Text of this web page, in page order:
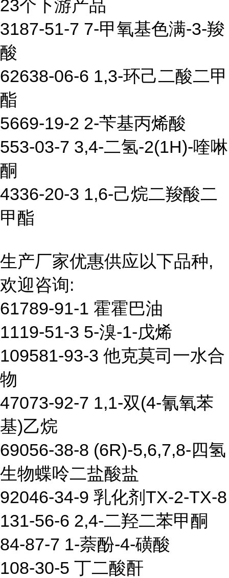
23个下游产品
3187-51-7 7-甲氧基色满-3-羧
酸
62638-06-6 1,3-环己二酸二甲
酯
5669-19-2 2-苄基丙烯酸
553-03-7 3,4-二氢-2(1H)-喹啉
酮
4336-20-3 1,6-己烷二羧酸二
甲酯
生产厂家优惠供应以下品种,
欢迎咨询:
61789-91-1 霍霍巴油
1119-51-3 5-溴-1-戊烯
109581-93-3 他克莫司一水合
物
47073-92-7 1,1-双(4-氰氧苯
基)乙烷
69056-38-8 (6R)-5,6,7,8-四氢
生物蝶呤二盐酸盐
92046-34-9 乳化剂TX-2-TX-8
131-56-6 2,4-二羟二苯甲酮
84-87-7 1-萘酚-4-磺酸
108-30-5 丁二酸酐